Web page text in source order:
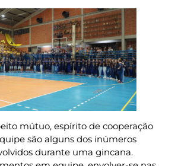
mútuo, espírito de cooperação
são alguns dos inúmeros
durante uma gincana.